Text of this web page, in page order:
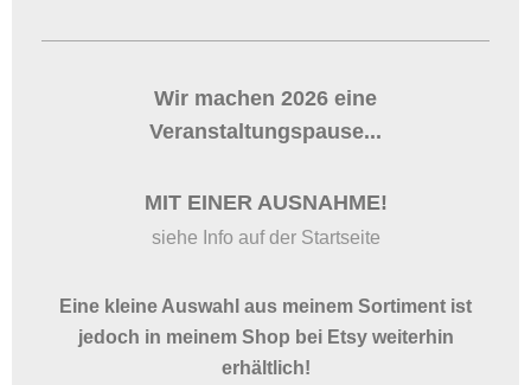
Wir machen 2026 eine
Veranstaltungspause...
MIT EINER AUSNAHME!
siehe Info auf der Startseite
Eine kleine Auswahl aus meinem Sortiment ist
jedoch in meinem Shop bei Etsy weiterhin
erhältlich!